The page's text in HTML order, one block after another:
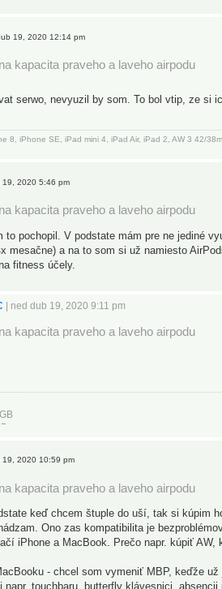
19, 2020 12:14 pm
kapacita praveho a laveho airpodu
serwo, nevyuzil by som. To bol vtip, ze si
8, iPhone SE, iPad mini 4, iPad Air, iPad 2, AW 3 42/
19, 2020 5:46 pm
kapacita praveho a laveho airpodu
to pochopil. V podstate mám pre ne jediné
mesačne) a na to som si už namiesto
fitness účely.
| ned dub 19, 2020 9:11 pm
kapacita praveho a laveho airpodu
HDD LaCie Porsche design 1 TB
19, 2020 10:59 pm
kapacita praveho a laveho airpodu
keď chcem štuple do uší, tak si kúpim
Ono zas kompatibilita je
iPhone a MacBook. Prečo napr. kúpiť
- chcel som vymeniť MBP, keďže
napr. touchbaru, butterfly klávesnici,